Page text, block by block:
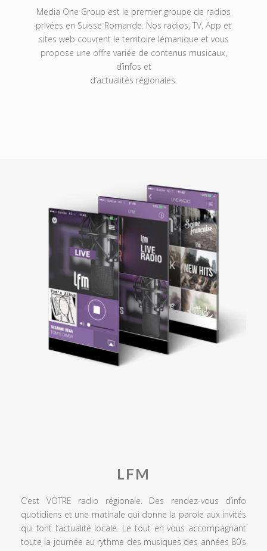
Media One Group est le premier groupe de radios
privées en Suisse Romande. Nos radios, TV, App et
sites web couvrent le territoire lémanique et vous
propose une offre variée de contenus musicaux,
d’infos et
d’actualités régionales.
LFM
C’est VOTRE radio régionale. Des rendez-vous d’info
quotidiens et une matinale qui donne la parole aux invités
qui font l’actualité locale. Le tout en vous accompagnant
toute la journée au rythme des musiques des années 80’s